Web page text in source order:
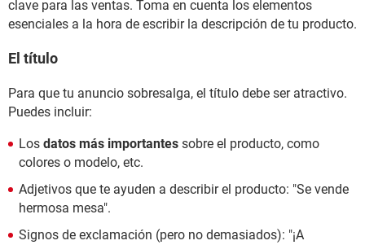
clave para las ventas. Toma en cuenta los elementos
esenciales a la hora de escribir la descripción de tu producto.
El título
Para que tu anuncio sobresalga, el título debe ser atractivo.
Puedes incluir:
Los datos más importantes sobre el producto, como
colores o modelo, etc.
Adjetivos que te ayuden a describir el producto: "Se vende
hermosa mesa".
Signos de exclamación (pero no demasiados): "¡A